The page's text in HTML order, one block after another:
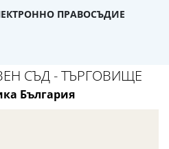
ПРАВОСЪДИЕ
СЪД - ТЪРГОВИЩЕ
България